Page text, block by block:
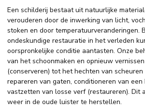
Een schilderij bestaat uit natuurlijke
verouderen door de inwerking van licht,
stoken en door temperatuurveranderingen.
ondeskundige restauratie in het verleden
oorspronkelijke conditie aantasten. Onze
van het schoonmaken en opnieuw
(conserveren) tot het hechten van
repareren van gaten, conditioneren van
vastzetten van losse verf (restaureren). Dit
weer in de oude luister te herstellen.